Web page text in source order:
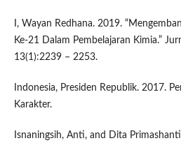
I, Wayan Redhana. 2019.
Ke-21 Dalam Pembelajaran Kimia.”
13(1):2239 – 2253.
Indonesia, Presiden Republik. 2017.
Karakter.
Isnaningsih, Anti, and Dita